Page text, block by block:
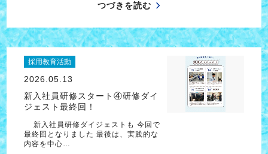
つづきを読む
採用教育活動
2026.05.13
新入社員研修スタート④研修ダイ
ジェスト最終回！
新入社員研修ダイジェストも 今回で
最終回となりました 最後は、実践的な
内容を中心…